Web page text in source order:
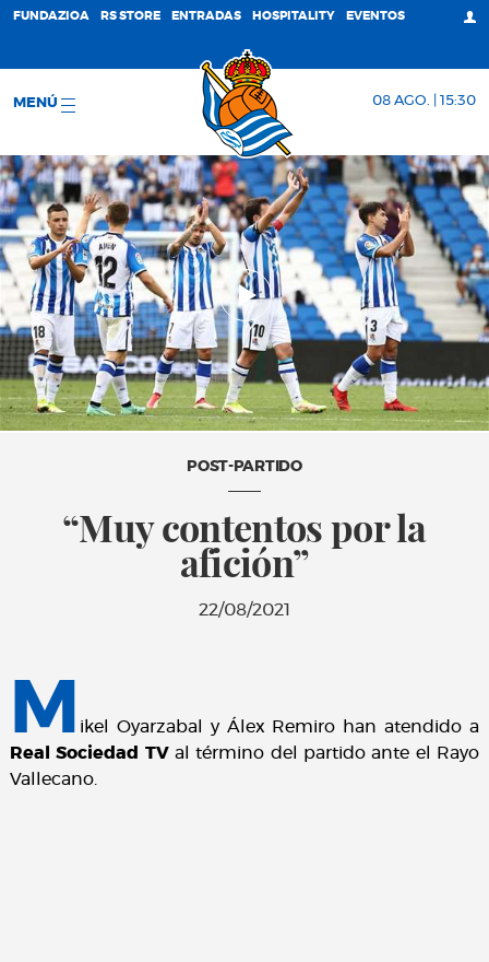
FUNDAZIOA RS STORE ENTRADAS HOSPITALITY EVENTOS
MENÚ 08 AGO. | 15:30
POST-PARTIDO
“Muy contentos por la
afición”
22/08/2021
M
ikel Oyarzabal y Álex Remiro han atendido a
Real Sociedad TVal término del partido ante el Rayo
Vallecano.